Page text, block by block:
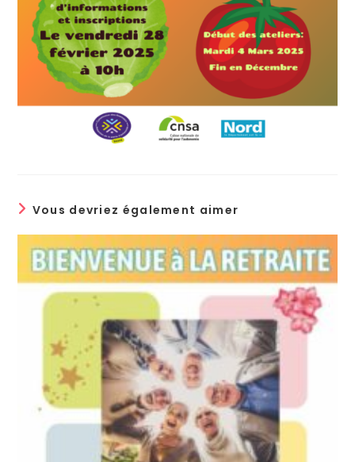
Vous devriez également aimer